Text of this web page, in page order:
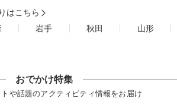
はこちら
岩手 秋田
山形
おでかけ特集
や話題のアクティビティ情報をお届け